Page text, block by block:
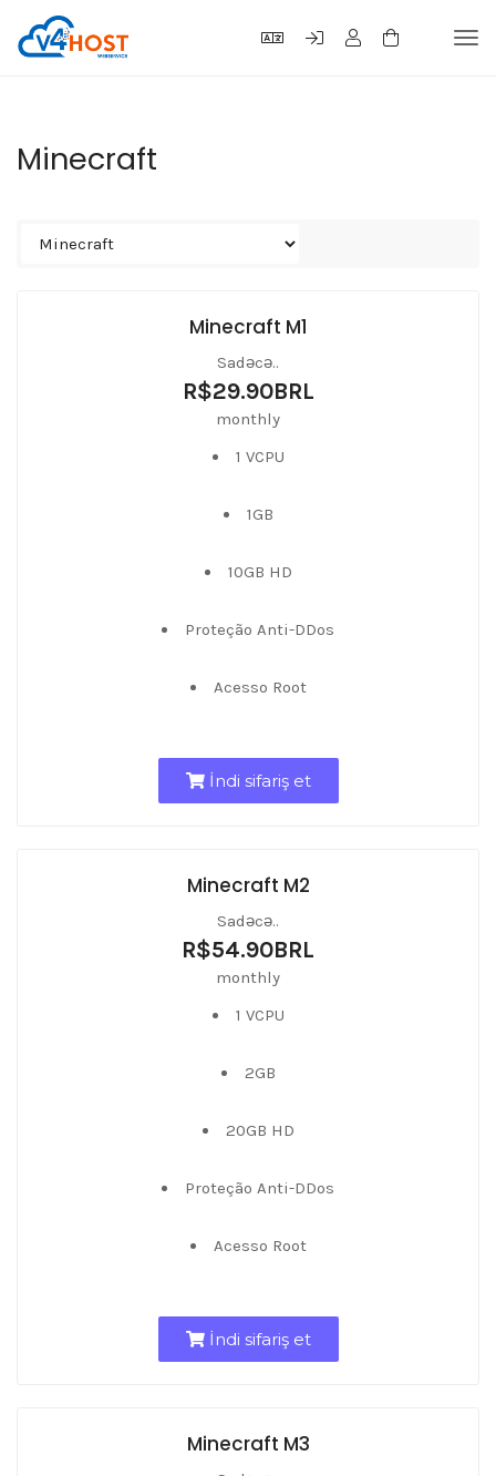
Minecraft
Minecraft M1
Sadəcə..
R$29.90BRL
monthly
1 VCPU
1GB
10GB HD
Proteção Anti-DDos
Acesso Root
İndi sifariş et
Minecraft M2
Sadəcə..
R$54.90BRL
monthly
1 VCPU
2GB
20GB HD
Proteção Anti-DDos
Acesso Root
İndi sifariş et
Minecraft M3